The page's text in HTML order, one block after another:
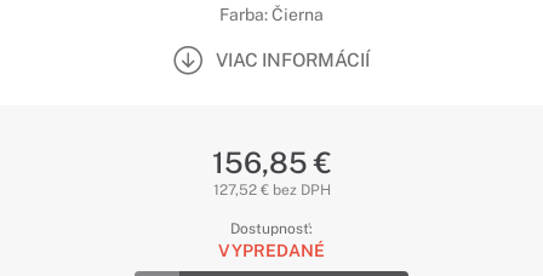
Farba: Čierna
VIAC INFORMÁCIÍ
156,85 €
127,52 € bez DPH
Dostupnosť:
VYPREDANÉ